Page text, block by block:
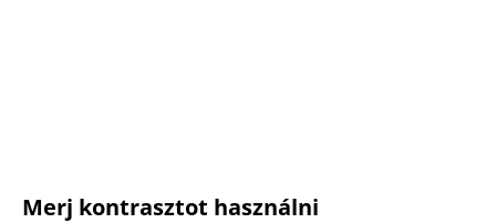
Merj kontrasztot használni